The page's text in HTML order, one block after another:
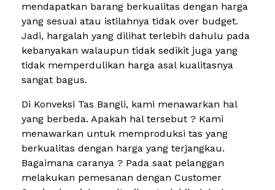
mendapatkan barang berkualitas dengan harga
yang sesuai atau istilahnya tidak over budget.
Jadi, hargalah yang dilihat terlebih dahulu pada
kebanyakan walaupun tidak sedikit juga yang
tidak memperdulikan harga asal kualitasnya
sangat bagus.
Di Konveksi Tas Bangli, kami menawarkan hal
yang berbeda. Apakah hal tersebut ? Kami
menawarkan untuk memproduksi tas yang
berkualitas dengan harga yang terjangkau.
Bagaimana caranya ? Pada saat pelanggan
melakukan pemesanan dengan Customer